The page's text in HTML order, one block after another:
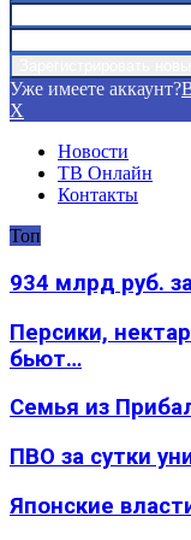
Уже имеете аккаунт?
X
Новости
ТВ Онлайн
Контакты
Топ
934 млрд руб.
Персики,
бьют…
Семья из
ПВО за сутки
Японские